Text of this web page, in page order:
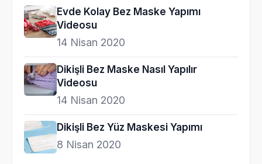
Evde Kolay Bez Maske Yapımı
Videosu
14 Nisan 2020
Dikişli Bez Maske Nasıl Yapılır
Videosu
14 Nisan 2020
Dikişli Bez Yüz Maskesi Yapımı
8 Nisan 2020